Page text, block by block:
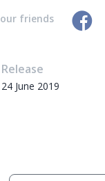
Release
24 June 2019
friends